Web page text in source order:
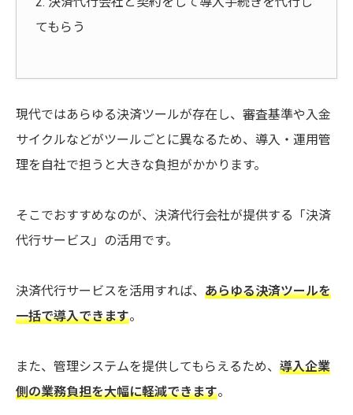
てもらう
現代ではあらゆる決済ツールが存在し、審査基準や入金
サイクルなどがツールごとに異なるため、導入・運用管
理を自社で担うと大きな負担がかかります。
そこでおすすめなのが、決済代行会社が提供する「決済
代行サービス」の活用です。
決済代行サービスを活用すれば、 あらゆる決済ツールを
一括で導入できます。
また、管理システムを提供してもらえるため、 導入企業
側の業務負担を大幅に軽減できます。